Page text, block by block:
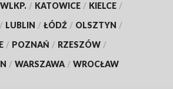
/ KATOWICE / KIELCE /
/ LUBLIN / ŁÓDŹ / OLSZTYN /
/ POZNAŃ / RZESZÓW /
/ WARSZAWA / WROCŁAW